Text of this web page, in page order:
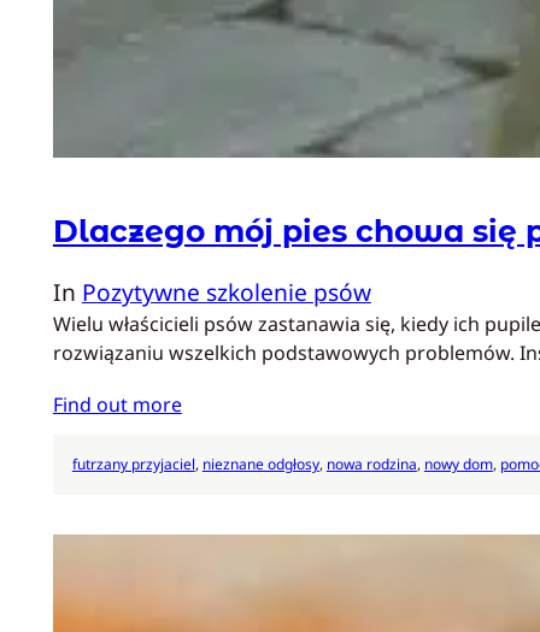
Dlaczego mój pies chowa się
In Pozytywne szkolenie psów
Wielu właścicieli psów zastanawia się, kiedy ich
rozwiązaniu wszelkich podstawowych problemów.
Find out more
futrzany przyjaciel, nieznane odgłosy, nowa rodzina, nowy dom,